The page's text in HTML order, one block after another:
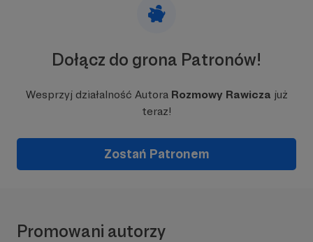
Dołącz do grona Patronów!
Wesprzyj działalność Autora Rozmowy Rawicza już
teraz!
Zostań Patronem
Promowani autorzy